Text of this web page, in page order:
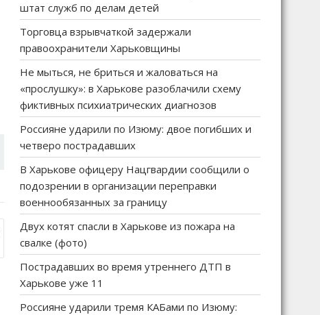
штат служб по делам детей
Торговца взрывчаткой задержали
правоохранители Харьковщины
Не мыться, не бриться и жаловаться на
«прослушку»: в Харькове разоблачили схему
фиктивных психиатрических диагнозов
Россияне ударили по Изюму: двое погибших и
четверо пострадавших
В Харькове офицеру Нацгвардии сообщили о
подозрении в организации переправки
военнообязанных за границу
Двух котят спасли в Харькове из пожара на
свалке (фото)
Пострадавших во время утреннего ДТП в
Харькове уже 11
Россияне ударили тремя КАБами по Изюму: